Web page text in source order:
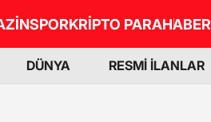
SPORKRİPTO PARAHABER
DÜNYA RESMİ İLANLAR